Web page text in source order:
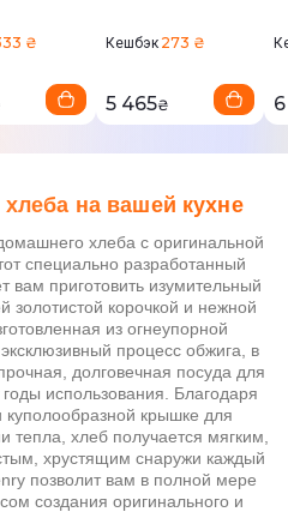
₴ Кешбэк 273 ₴
5 465₴
на вашей кухне
хлеба с оригинальной
специально разработанный
вам приготовить изумительный
корочкой и нежной
из огнеупорной
процесс обжига, в
долговечная посуда для
использования. Благодаря
куполообразной крышке для
тепла, хлеб получается мягким,
хрустящим снаружи каждый
позволит вам в полной мере
создания оригинального и